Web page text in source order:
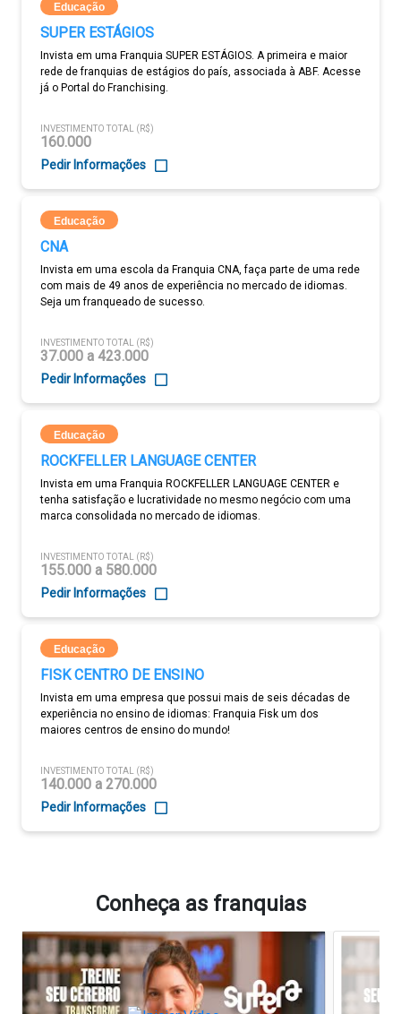
Educação
SUPER ESTÁGIOS
Invista em uma Franquia SUPER ESTÁGIOS. A primeira e maior
rede de franquias de estágios do país, associada à ABF. Acesse
já o Portal do Franchising.
INVESTIMENTO TOTAL (R$)
160.000
Pedir Informações
Educação
CNA
Invista em uma escola da Franquia CNA, faça parte de uma rede
com mais de 49 anos de experiência no mercado de idiomas.
Seja um franqueado de sucesso.
INVESTIMENTO TOTAL (R$)
37.000 a 423.000
Pedir Informações
Educação
ROCKFELLER LANGUAGE CENTER
Invista em uma Franquia ROCKFELLER LANGUAGE CENTER e
tenha satisfação e lucratividade no mesmo negócio com uma
marca consolidada no mercado de idiomas.
INVESTIMENTO TOTAL (R$)
155.000 a 580.000
Pedir Informações
Educação
FISK CENTRO DE ENSINO
Invista em uma empresa que possui mais de seis décadas de
experiência no ensino de idiomas: Franquia Fisk um dos
maiores centros de ensino do mundo!
INVESTIMENTO TOTAL (R$)
140.000 a 270.000
Pedir Informações
Conheça as franquias